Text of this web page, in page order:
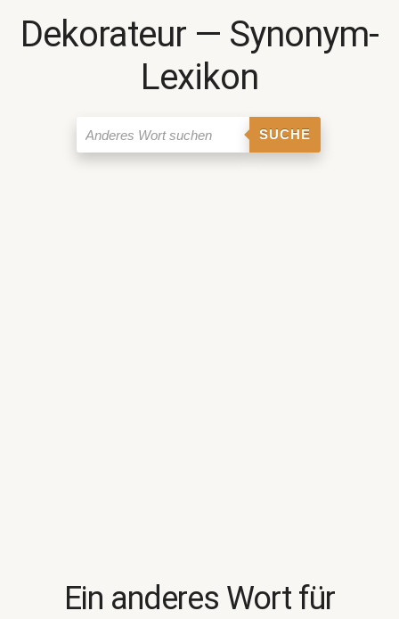
Dekorateur ― Synonym-
Lexikon
SUCHE
Ein anderes Wort für